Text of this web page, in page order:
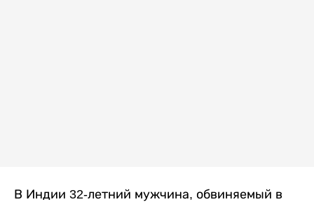
В Индии 32-летний мужчина, обвиняемый в